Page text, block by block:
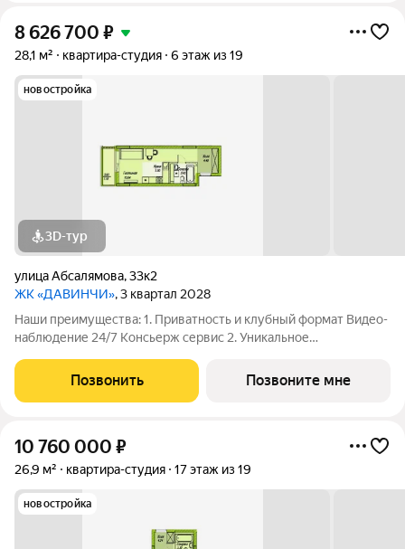
8 626 700 ₽
28,1 м² квартира-студия 6 этаж из 19
новостройка
3D-тур
улица Абсалямова,33к2
ЖК «ДАВИНЧИ», 3 квартал 2028
Наши преимущества: 1. Приватность и клубный формат Видео-
наблюдение 24/7 Консьерж сервис 2. Уникальное
этаже Библиотека Спортивная зона Детский уголок 3.
Комфортный паркинг Закрытый паркинг на 1
Позвонить Позвоните мне
10 760 000 ₽
26,9 м² квартира-студия 17 этаж из 19
новостройка